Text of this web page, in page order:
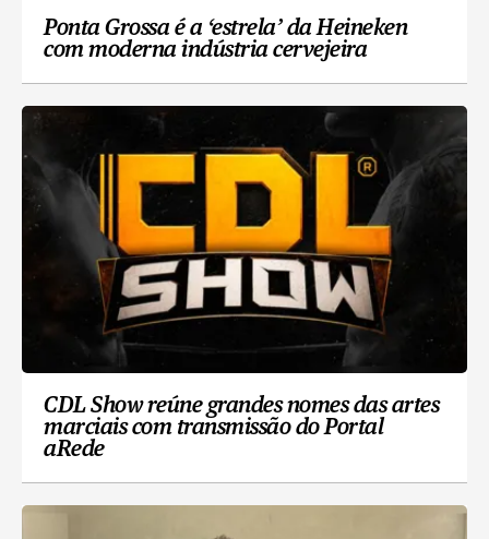
Ponta Grossa é a ‘estrela’ da Heineken
com moderna indústria cervejeira
CDL Show reúne grandes nomes das artes
marciais com transmissão do Portal
aRede